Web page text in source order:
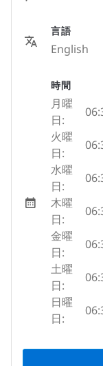
言語
English
時間
月曜
日:
火曜
日:
水曜
日:
木曜
日:
金曜
日:
土曜
日:
日曜
日: